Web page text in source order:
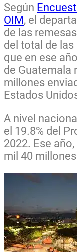
Según
OIM, el
de las
del total de
que en ese
de Guatemala
millones
Estados
A nivel
el 19.8% del
2022. Ese
mil 40